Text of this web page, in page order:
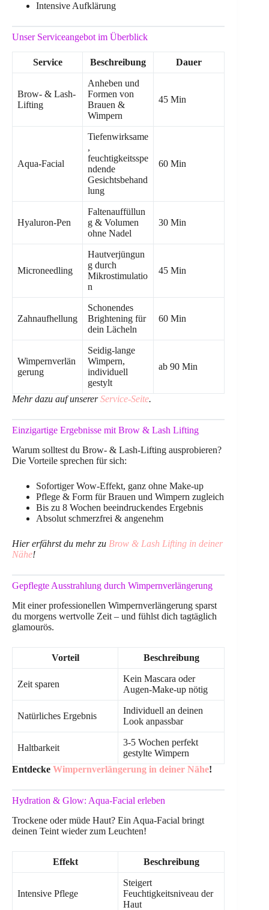
Intensive Aufklärung
Unser Serviceangebot im Überblick
Service Beschreibung Dauer
Brow- & Lash-
Lifting
Anheben und
Formen von
Brauen &
Wimpern
45 Min
Aqua-Facial
Tiefenwirksame
,
feuchtigkeitsspe
ndende
Gesichtsbehand
lung
60 Min
Hyaluron-Pen
Faltenauffüllun
g & Volumen
ohne Nadel
30 Min
Microneedling
Hautverjüngun
g durch
Mikrostimulatio
n
45 Min
Zahnaufhellung
Schonendes
Brightening für
dein Lächeln
60 Min
Wimpernverlän
gerung
Seidig-lange
Wimpern,
individuell
gestylt
ab 90 Min
Mehr dazu auf unsererService-Seite.
Einzigartige Ergebnisse mit Brow & Lash Lifting
Warum solltest du Brow- & Lash-Lifting ausprobieren?
Die Vorteile sprechen für sich:
Sofortiger Wow-Effekt, ganz ohne Make-up
Pflege & Form für Brauen und Wimpern zugleich
Bis zu 8 Wochen beeindruckendes Ergebnis
Absolut schmerzfrei & angenehm
Hier erfährst du mehr zu Brow & Lash Lifting in deiner
Nähe!
Gepflegte Ausstrahlung durch Wimpernverlängerung
Mit einer professionellen Wimpernverlängerung sparst
du morgens wertvolle Zeit – und fühlst dich tagtäglich
glamourös.
Vorteil Beschreibung
Zeit sparen
Kein Mascara oder
Augen-Make-up nötig
Natürliches Ergebnis
Individuell an deinen
Look anpassbar
Haltbarkeit
3-5 Wochen perfekt
gestylte Wimpern
Entdecke Wimpernverlängerung in deiner Nähe!
Hydration & Glow: Aqua-Facial erleben
Trockene oder müde Haut? Ein Aqua-Facial bringt
deinen Teint wieder zum Leuchten!
Effekt Beschreibung
Intensive Pflege
Steigert
Feuchtigkeitsniveau der
Haut